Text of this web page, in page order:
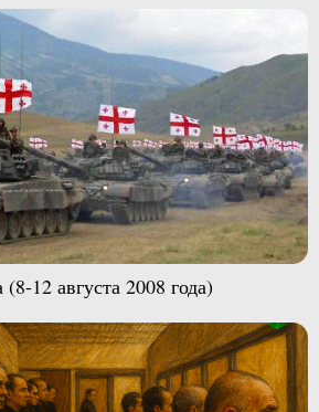
12 августа 2008 года)